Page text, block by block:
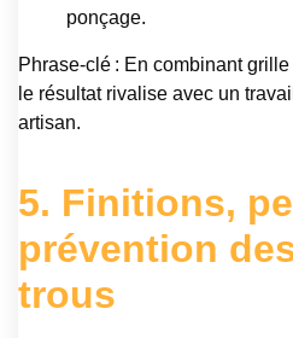
ponçage.
Phrase-clé : En combinant
le résultat rivalise avec un
artisan.
5. Finitions,
prévention
trous